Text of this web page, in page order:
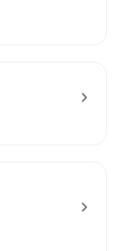
chevron_right
chevron_right